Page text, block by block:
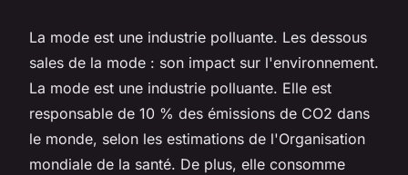
La mode est une industrie polluante. Les dessous
sales de la mode : son impact sur l'environnement.
La mode est une industrie polluante. Elle est
responsable de 10 % des émissions de CO2 dans
le monde, selon les estimations de l'Organisation
mondiale de la santé. De plus, elle consomme